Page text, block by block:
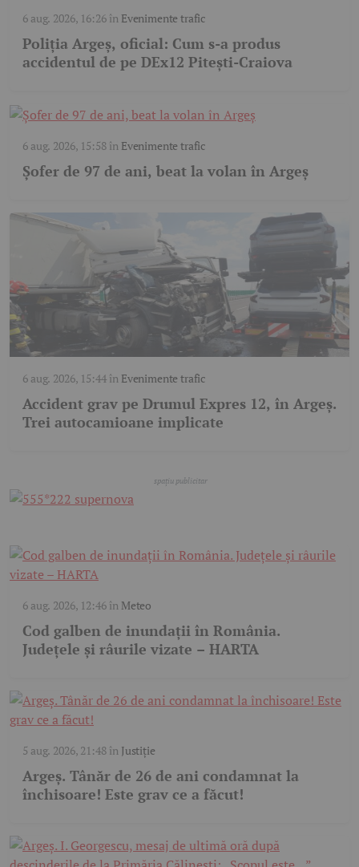
6 aug. 2026, 16:26în Evenimente trafic
Poliția Argeș, oficial: Cum s-a produs
accidentul de pe DEx12 Pitești-Craiova
6 aug. 2026, 15:58în Evenimente trafic
Șofer de 97 de ani, beat la volan în Argeș
6 aug. 2026, 15:44în Evenimente trafic
Accident grav pe Drumul Expres 12, în Argeș.
Trei autocamioane implicate
6 aug. 2026, 12:46în Meteo
Cod galben de inundații în România.
Județele și râurile vizate – HARTA
5 aug. 2026, 21:48în Justiție
Argeș. Tânăr de 26 de ani condamnat la
închisoare! Este grav ce a făcut!